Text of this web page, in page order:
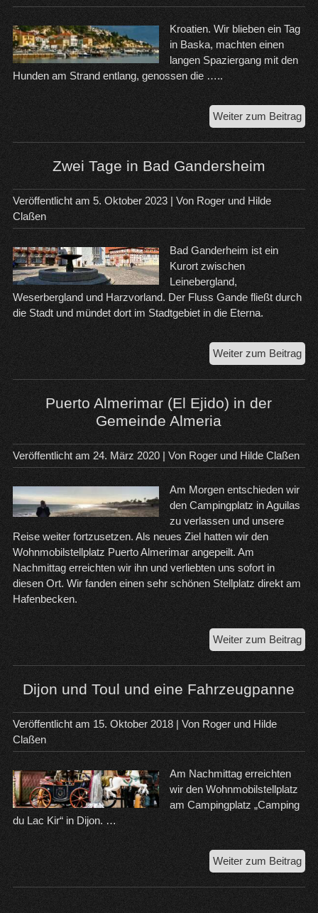
Kroatien. Wir blieben ein Tag
in Baska, machten einen
langen Spaziergang mit den
Hunden am Strand entlang, genossen die …..
Weiter zum Beitrag
Zwei Tage in Bad Gandersheim
Veröffentlicht am 5. Oktober 2023| Von Roger und Hilde
Claßen
Bad Ganderheim ist ein
Kurort zwischen
Leinebergland,
Weserbergland und Harzvorland. Der Fluss Gande fließt durch
die Stadt und mündet dort im Stadtgebiet in die Eterna.
Weiter zum Beitrag
in
Puerto Almerimar (El Ejido) in der
Gemeinde Almeria
Veröffentlicht am 24. März 2020| VonRoger und Hilde Claßen
Am Morgen entschieden wir
den Campingplatz in Aguilas
zu verlassen und unsere
Reise weiter fortzusetzen. Als neues Ziel hatten wir den
Wohnmobilstellplatz Puerto Almerimar angepeilt. Am
Nachmittag erreichten wir ihn und verliebten uns sofort in
diesen Ort. Wir fanden einen sehr schönen Stellplatz direkt am
Hafenbecken.
Weiter zum Beitrag
(El
der
Dijon und Toul und eine Fahrzeugpanne
Veröffentlicht am 15. Oktober 2018| Von Roger und Hilde
Claßen
Am Nachmittag erreichten
wir den Wohnmobilstellplatz
am Campingplatz „Camping
du Lac Kir“ in Dijon. …
Weiter zum Beitrag
und
und